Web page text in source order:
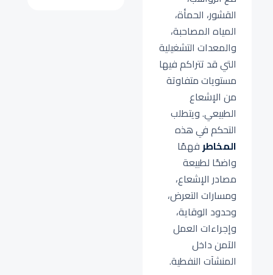
القشور، الحمأة،
المياه المصاحبة،
والمعدات التشغيلية
التي قد تتراكم فيها
مستويات متفاوتة
من الإشعاع
الطبيعي. ويتطلب
التحكم في هذه
المخاطرفهمًا
واضحًا لطبيعة
مصادر الإشعاع،
ومسارات التعرض،
وحدود الوقاية،
وإجراءات العمل
الآمن داخل
المنشآت النفطية.